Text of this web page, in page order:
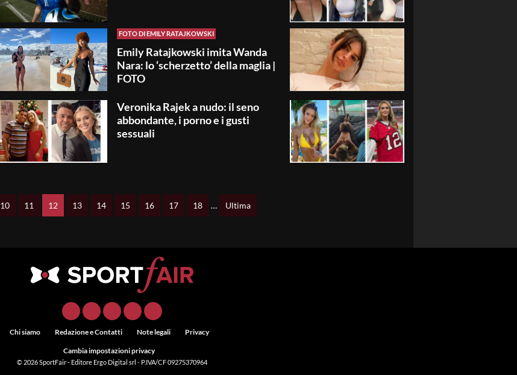
FOTO DI EMILY RATAJKOWSKI
Emily Ratajkowski imita Wanda
Nara: lo ‘scherzetto’ della maglia |
FOTO
Veronika Rajek a nudo: il seno
abbondante, i porno e i gusti
sessuali
10 11 12 13 14 15 16 17 18 … Ultima
Chi siamo Redazione e Contatti Note legali Privacy
Cambia impostazioni privacy
© 2026SportFair- Editore Ergo Digital srl - P.IVA/CF 09275370964